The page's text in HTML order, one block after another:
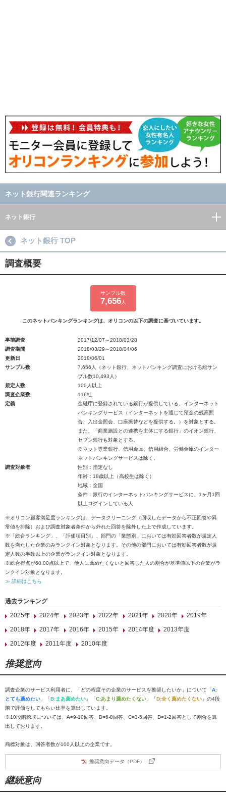
ネット銀行関連ランキング
ネット銀行
ネット銀行 TOP
調査概要
サンプル数
7,656人
このネットバンキングランキングは、オリコンの以下の調査に基づいています。
事前調査
2017/12/07～2018/03/28
調査期間
2018/03/29～2018/04/06
更新日
2018/06/01
サンプル数
7,656人（ネット銀行、ネットバンキング調査における総サン
プル数10,493人）
規定人数
100人以上
調査企業数
116社
定義
金融庁に登録されている銀行が提供している、インターネット
バンキングサービス（インターネットを通じて預金の残高照
合、入出金照会、口座振替などを提供する。）を対象とする。
また、「商業施設との連携を主体にする銀行」のイオン銀行、
セブン銀行も対象とする。
※ネット専業銀行、信用金庫、信用組合、労働金庫のインター
ネットバンキングサービスは除く。
調査対象者
性別：指定なし
年齢：18歳以上（高校生は除く）
地域：全国
条件：銀行のインターネットバンキングサービスに、1ヶ月1回
以上ログインしている人
※オリコン顧客満足度ランキングは、データクリーニング（回収したデータから不正回答や異
常値を排除）および調査対象者条件から外れた回答を除外した上で作成しています。
※「総合ランキング」、「評価項目別」、部門の「業態別」においては有効回答者数が規定人
数を満たした企業のみランクイン対象となります。その他の部門においては有効回答者数が規
定人数の半数以上の企業がランクイン対象となります。
※総合得点が60.00点以上で、他人に薦めたくないと回答した人の割合が基準値以下の企業がラ
ンクイン対象となります。
≫ 詳細はこちら
過去ランキング
2025年
2024年 2023年 2022年 2021年 2020年
2019年
2018年
2017年 2016年 2015年 2014年度
2013年度
2012年度
2011年度 2010年度
推奨意向
調査企業のサービス利用者に、「どの程度その企業のサービスを推奨したいか」について「A:
とても薦めたい 」「B:まあ薦めたい 」「C:あまり薦めたくない 」「D:全く薦めたくない 」の4段
階で評価をしてもらい比率を算出しています。
※10段階聴取については、A=9-10回答、B=6-8回答、C=3-5回答、D=1-2回答として割合を算
出しております。
商標対象は、回答者数が100人以上の企業です。
推奨意向データ（PDF）
継続意向